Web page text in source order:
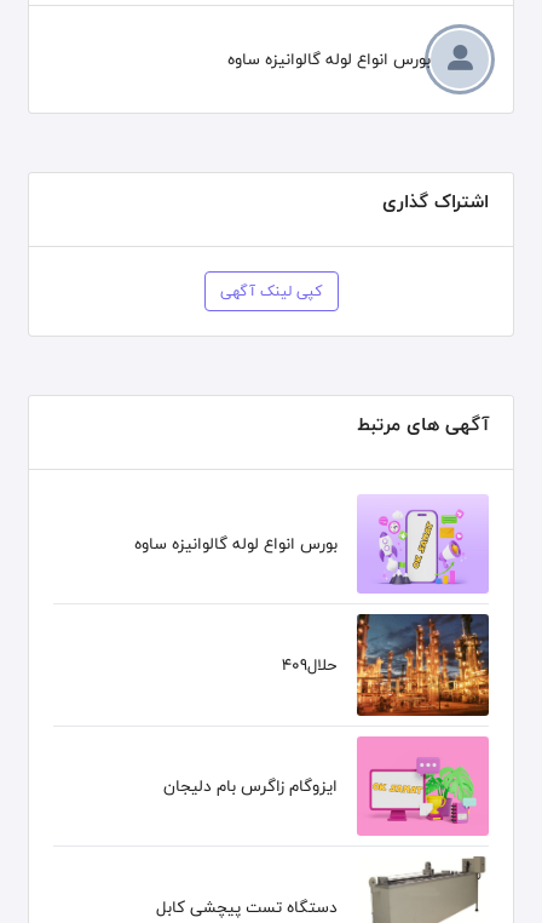
بورس انواع لوله گالوانیزه ساوه
اشتراک گذاری
کپی لینک آگهی
آگهی های مرتبط
بورس انواع لوله گالوانیزه ساوه
حلال409
ایزوگام زاگرس بام دلیجان
دستگاه تست پیچشی کابل